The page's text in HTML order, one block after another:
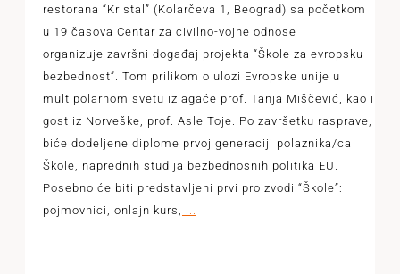
restorana “Kristal” (Kolarčeva 1, Beograd) sa početkom
u 19 časova Centar za civilno-vojne odnose
organizuje završni događaj projekta “Škole za evropsku
bezbednost”. Tom prilikom o ulozi Evropske unije u
multipolarnom svetu izlagaće prof. Tanja Miščević, kao i
gost iz Norveške, prof. Asle Toje. Po završetku rasprave,
biće dodeljene diplome prvoj generaciji polaznika/ca
Škole, naprednih studija bezbednosnih politika EU.
Posebno će biti predstavljeni prvi proizvodi “Škole”:
pojmovnici, onlajn kurs, ...